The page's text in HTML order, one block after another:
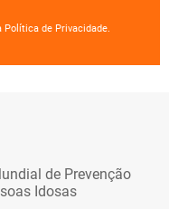
Política de Privacidade.
de Prevenção
Idosas